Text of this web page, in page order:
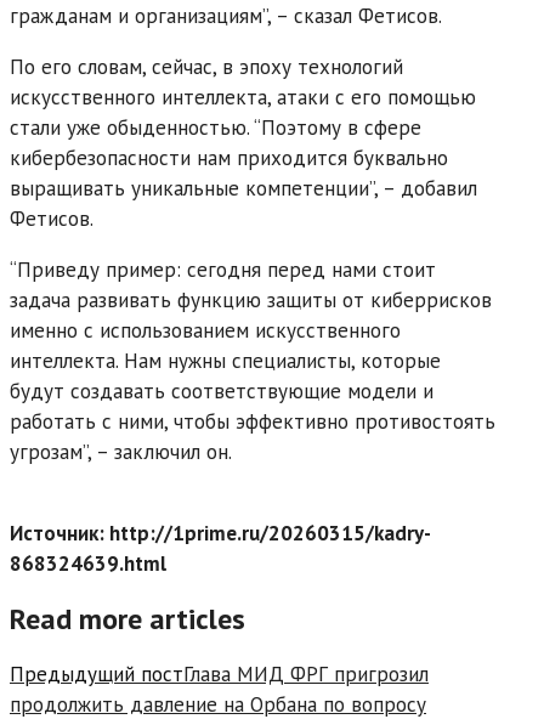
гражданам и организациям”, – сказал Фетисов.
По его словам, сейчас, в эпоху технологий
искусственного интеллекта, атаки с его помощью
стали уже обыденностью. “Поэтому в сфере
кибербезопасности нам приходится буквально
выращивать уникальные компетенции”, – добавил
Фетисов.
“Приведу пример: сегодня перед нами стоит
задача развивать функцию защиты от киберрисков
именно с использованием искусственного
интеллекта. Нам нужны специалисты, которые
будут создавать соответствующие модели и
работать с ними, чтобы эффективно противостоять
угрозам”, – заключил он.
Источник: http://1prime.ru/20260315/kadry-
868324639.html
Read more articles
Предыдущий постГлава МИД ФРГ пригрозил
продолжить давление на Орбана по вопросу